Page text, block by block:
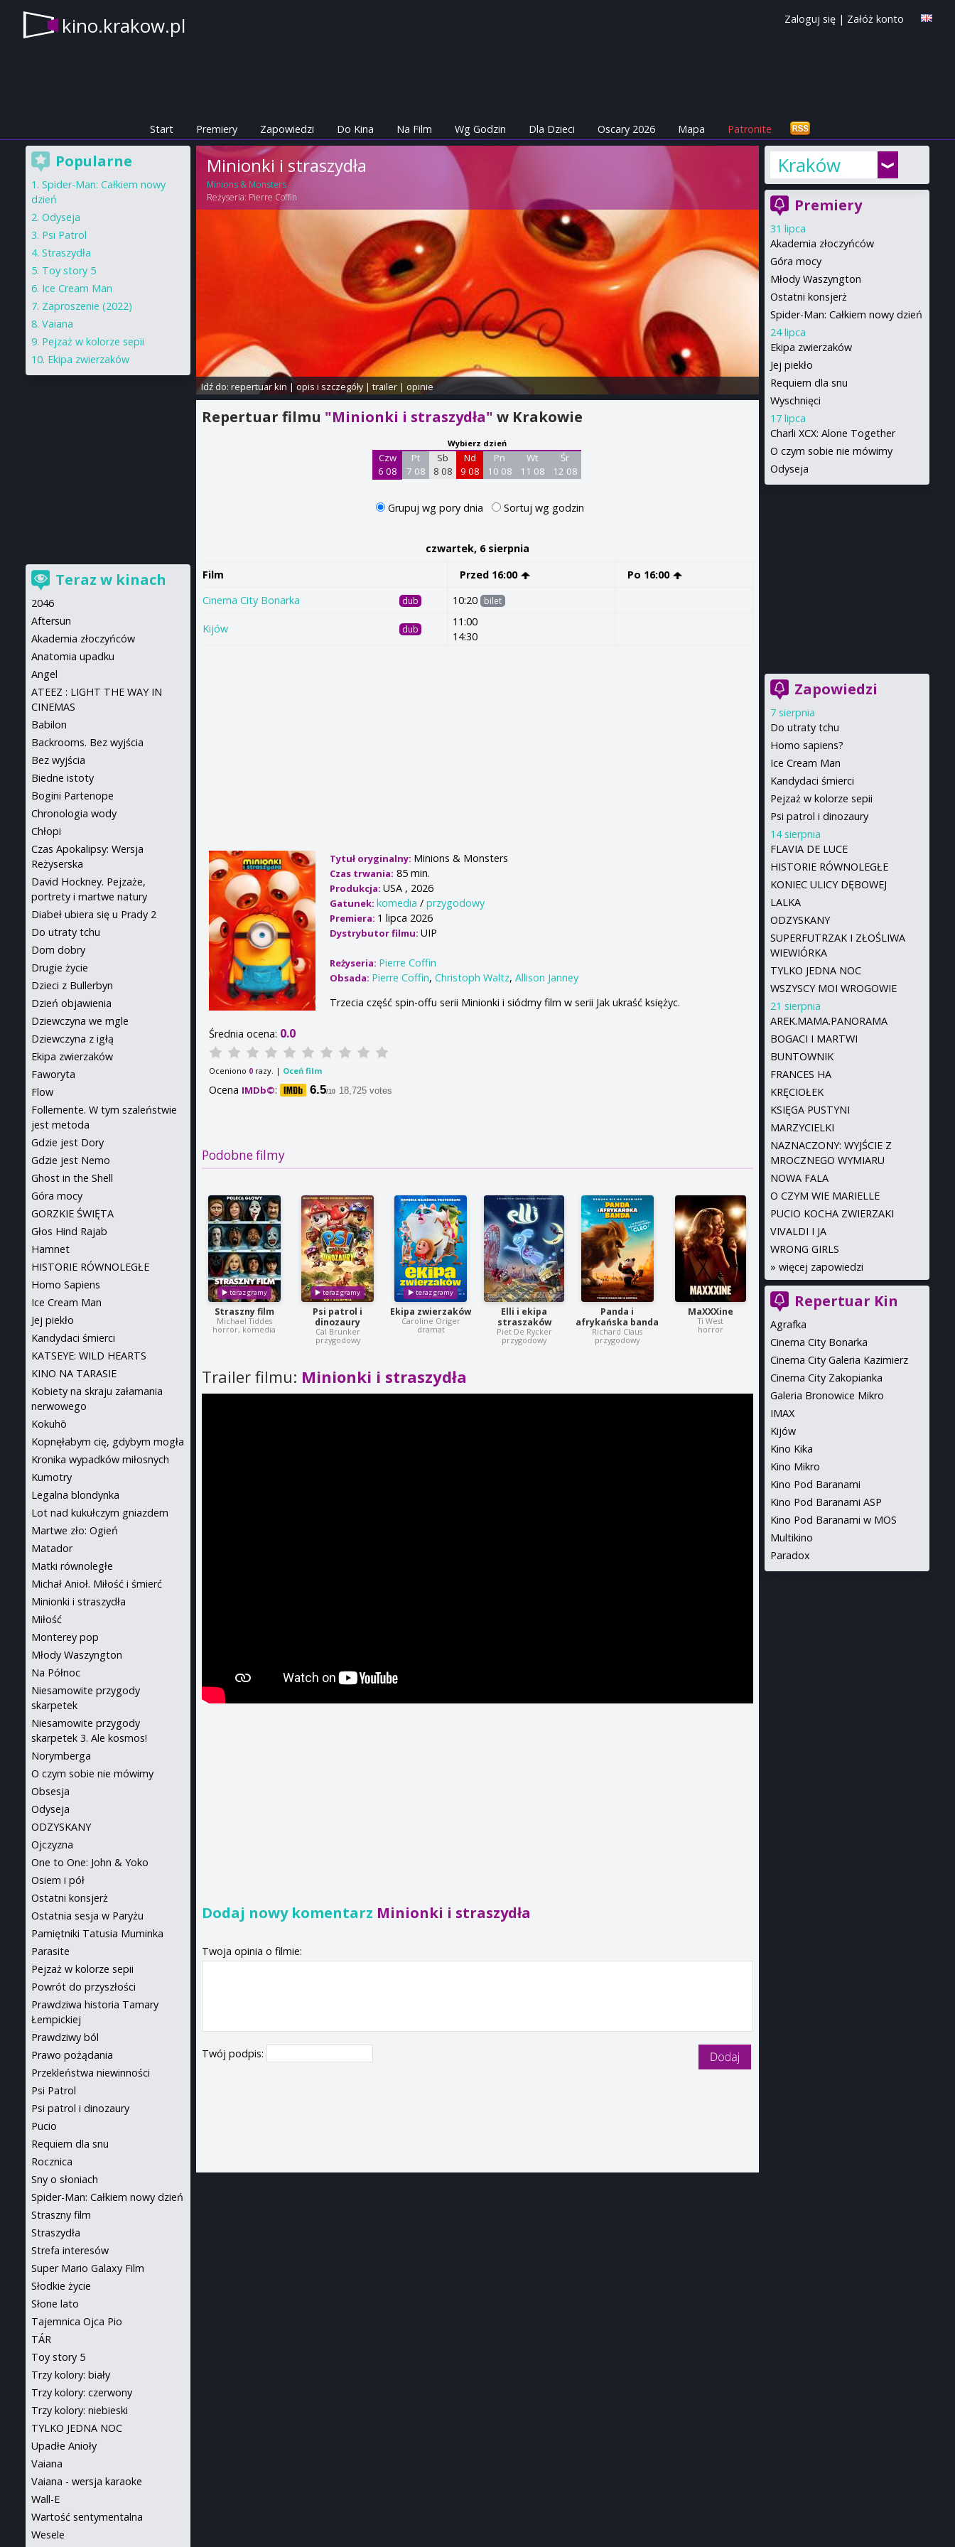
kino.krakow.pl Zaloguj się | Załóż konto
Start Premiery Zapowiedzi Do Kina Na Film Wg Godzin Dla Dzieci Oscary 2026 Mapa Patronite
Minionki i straszydła
Minions & Monsters
Reżyseria: Pierre Coffin
Idź do: repertuar kin | opis i szczegóły| trailer| opinie
Repertuar filmu "Minionki i straszydła"w Krakowie
Wybierz dzień
Czw
6 08
Pt
7 08
Sb
8 08
Nd
9 08
Pn
10 08
Wt
11 08
Śr
12 08
Grupuj wg pory dnia Sortuj wg godzin
czwartek, 6 sierpnia
Film
Przed 16:00
Po 16:00
Cinema City Bonarka
dub 10:20 bilet
Kijów dub
11:00
14:30
Tytuł oryginalny: Minions & Monsters
Czas trwania: 85 min.
Produkcja:USA , 2026
Gatunek:komedia /przygodowy
Premiera: 1 lipca 2026
Dystrybutor filmu:UIP
Reżyseria: Pierre Coffin
Obsada: Pierre Coffin,Christoph Waltz,Allison Janney
Trzecia część spin-offu serii Minionki i siódmy film w serii Jak ukraść księżyc.
Średnia ocena: 0.0
Oceniono 0 razy. | Oceń film
Ocena IMDb©: 6.5/10 18,725 votes
Podobne filmy
Straszny film
Michael Tiddes
horror, komedia
Psi patrol i
dinozaury
Cal Brunker
przygodowy
Ekipa zwierzaków
Caroline Origer
dramat
Elli i ekipa
straszaków
Piet De Rycker
przygodowy
Panda i
afrykańska banda
Richard Claus
przygodowy
MaXXXine
Ti West
horror
Trailer filmu: Minionki i straszydła
Dodaj nowy komentarz Minionki i straszydła
Twoja opinia o filmie:
Twój podpis:
Kraków
Premiery
31 lipca
Akademia złoczyńców
Góra mocy
Młody Waszyngton
Ostatni konsjerż
Spider-Man: Całkiem nowy dzień
24 lipca
Ekipa zwierzaków
Jej piekło
Requiem dla snu
Wyschnięci
17 lipca
Charli XCX: Alone Together
O czym sobie nie mówimy
Odyseja
Zapowiedzi
7 sierpnia
Do utraty tchu
Homo sapiens?
Ice Cream Man
Kandydaci śmierci
Pejzaż w kolorze sepii
Psi patrol i dinozaury
14 sierpnia
FLAVIA DE LUCE
HISTORIE RÓWNOLEGŁE
KONIEC ULICY DĘBOWEJ
LALKA
ODZYSKANY
SUPERFUTRZAK I ZŁOŚLIWA
WIEWIÓRKA
TYLKO JEDNA NOC
WSZYSCY MOI WROGOWIE
21 sierpnia
AREK.MAMA.PANORAMA
BOGACI I MARTWI
BUNTOWNIK
FRANCES HA
KRĘCIOŁEK
KSIĘGA PUSTYNI
MARZYCIELKI
NAZNACZONY: WYJŚCIE Z
MROCZNEGO WYMIARU
NOWA FALA
O CZYM WIE MARIELLE
PUCIO KOCHA ZWIERZAKI
VIVALDI I JA
WRONG GIRLS
» więcej zapowiedzi
Repertuar Kin
Agrafka
Cinema City Bonarka
Cinema City Galeria Kazimierz
Cinema City Zakopianka
Galeria Bronowice Mikro
IMAX
Kijów
Kino Kika
Kino Mikro
Kino Pod Baranami
Kino Pod Baranami ASP
Kino Pod Baranami w MOS
Multikino
Paradox
Popularne
Spider-Man: Całkiem nowy
dzień
Odyseja
Psi Patrol
Straszydła
Toy story 5
Ice Cream Man
Zaproszenie (2022)
Vaiana
Pejzaż w kolorze sepii
Ekipa zwierzaków
Teraz w kinach
2046
Aftersun
Akademia złoczyńców
Anatomia upadku
Angel
ATEEZ : LIGHT THE WAY IN
CINEMAS
Babilon
Backrooms. Bez wyjścia
Bez wyjścia
Biedne istoty
Bogini Partenope
Chronologia wody
Chłopi
Czas Apokalipsy: Wersja
Reżyserska
David Hockney. Pejzaże,
portrety i martwe natury
Diabeł ubiera się u Prady 2
Do utraty tchu
Dom dobry
Drugie życie
Dzieci z Bullerbyn
Dzień objawienia
Dziewczyna we mgle
Dziewczyna z igłą
Ekipa zwierzaków
Faworyta
Flow
Follemente. W tym szaleństwie
jest metoda
Gdzie jest Dory
Gdzie jest Nemo
Ghost in the Shell
Góra mocy
GORZKIE ŚWIĘTA
Głos Hind Rajab
Hamnet
HISTORIE RÓWNOLEGŁE
Homo Sapiens
Ice Cream Man
Jej piekło
Kandydaci śmierci
KATSEYE: WILD HEARTS
KINO NA TARASIE
Kobiety na skraju załamania
nerwowego
Kokuhō
Kopnęłabym cię, gdybym mogła
Kronika wypadków miłosnych
Kumotry
Legalna blondynka
Lot nad kukułczym gniazdem
Martwe zło: Ogień
Matador
Matki równoległe
Michał Anioł. Miłość i śmierć
Minionki i straszydła
Miłość
Monterey pop
Młody Waszyngton
Na Północ
Niesamowite przygody
skarpetek
Niesamowite przygody
skarpetek 3. Ale kosmos!
Norymberga
O czym sobie nie mówimy
Obsesja
Odyseja
ODZYSKANY
Ojczyzna
One to One: John & Yoko
Osiem i pół
Ostatni konsjerż
Ostatnia sesja w Paryżu
Pamiętniki Tatusia Muminka
Parasite
Pejzaż w kolorze sepii
Powrót do przyszłości
Prawdziwa historia Tamary
Łempickiej
Prawdziwy ból
Prawo pożądania
Przekleństwa niewinności
Psi Patrol
Psi patrol i dinozaury
Pucio
Requiem dla snu
Rocznica
Sny o słoniach
Spider-Man: Całkiem nowy dzień
Straszny film
Straszydła
Strefa interesów
Super Mario Galaxy Film
Słodkie życie
Słone lato
Tajemnica Ojca Pio
TÁR
Toy story 5
Trzy kolory: biały
Trzy kolory: czerwony
Trzy kolory: niebieski
TYLKO JEDNA NOC
Upadłe Anioły
Vaiana
Vaiana - wersja karaoke
Wall-E
Wartość sentymentalna
Wesele